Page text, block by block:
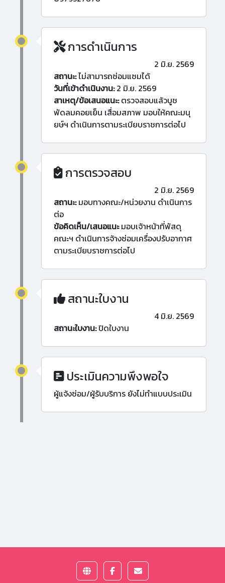
การดำเนินการ
2 มิ.ย. 2569
สถานะ:ไม่สามารถซ่อมแซมได้
วันที่เข้าดำเนินงาน:2 มิ.ย. 2569
สาเหตุ/ข้อเสนอแนะ:ตรวจสอบแล้วบูช
พัดลมคอยเย็น เสื่อมสภาพ มอบให้คณะมนุ
ยษ์ฯ ดำเนินการตามระเบียบราชการต่อไป
การตรวจสอบ
2 มิ.ย. 2569
สถานะ:มอบทางคณะ/หน่วยงาน ดำเนินการ
ต่อ
ข้อคิดเห็น/เสนอแนะมอบเจ้าหน้าที่พัสดุ
คณะฯ ดำเนินการจ้างซ่อมเครื่องปรับอากาศ
ตามระเบียบราชการต่อไป
สถานะใบงาน
4 มิ.ย. 2569
สถานะใบงาน:ปิดใบงาน
ประเมินความพึงพอใจ
ผู้แจ้งซ่อม/ผู้รับบริการ ยังไม่ทำแบบประเมิน